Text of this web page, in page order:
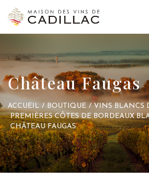
Château Faugas
ACCUEIL / BOUTIQUE / VINS BLANCS
PREMIÈRES CÔTES DE BORDEAUX
CHÂTEAU FAUGAS